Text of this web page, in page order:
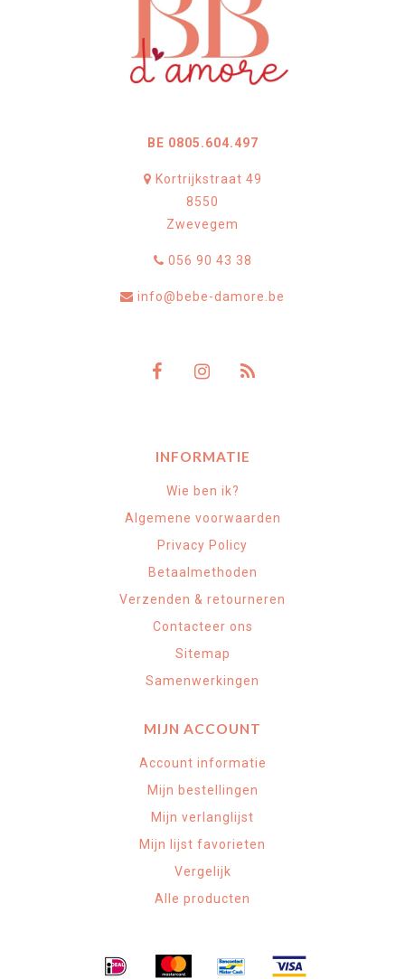
BE 0805.604.497
Kortrijkstraat 49
8550
Zwevegem
056 90 43 38
info@bebe-damore.be
INFORMATIE
Wie ben ik?
Algemene voorwaarden
Privacy Policy
Betaalmethoden
Verzenden & retourneren
Contacteer ons
Sitemap
Samenwerkingen
MIJN ACCOUNT
Account informatie
Mijn bestellingen
Mijn verlanglijst
Mijn lijst favorieten
Vergelijk
Alle producten